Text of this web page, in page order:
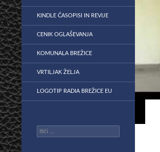
KINDLE ČASOPISI IN REVIJE
CENIK OGLAŠEVANJA
KOMUNALA BREŽICE
VRTILJAK ŽELJA
LOGOTIP RADIA BREŽICE EU
Išči: